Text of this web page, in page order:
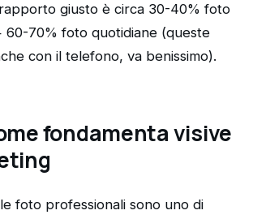
giusto è circa 30-40% foto
60-70% foto quotidiane (queste
con il telefono, va benissimo).
fondamenta visive
foto professionali sono uno di